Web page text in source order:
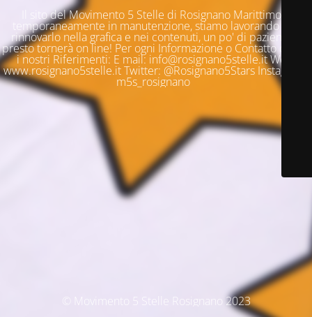
Il sito del Movimento 5 Stelle di Rosignano Marittimo è
temporaneamente in manutenzione, stiamo lavorando per
rinnovarlo nella grafica e nei contenuti, un po' di pazienza e
presto tornerà on line! Per ogni Informazione o Contatto questi
i nostri Riferimenti: E mail: info@rosignano5stelle.it Web:
www.rosignano5stelle.it Twitter: @Rosignano5Stars Instagram:
m5s_rosignano
© Movimento 5 Stelle Rosignano 2023